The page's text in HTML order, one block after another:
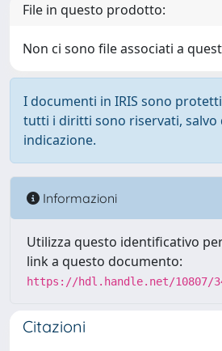
File in questo prodotto:
Non ci sono file associati a
I documenti in IRIS sono
tutti i diritti sono riservati, salvo
indicazione.
Informazioni
Utilizza questo identificativo
link a questo documento:
https://hdl.handle.net/10807/
Citazioni